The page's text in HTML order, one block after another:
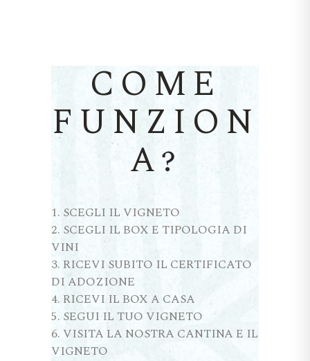
COME
FUNZION
A?
SCEGLI IL VIGNETO
SCEGLI IL BOX E TIPOLOGIA DI
VINI
RICEVI SUBITO IL CERTIFICATO
DI ADOZIONE
RICEVI IL BOX A CASA
SEGUI IL TUO VIGNETO
VISITA LA NOSTRA CANTINA E IL
VIGNETO